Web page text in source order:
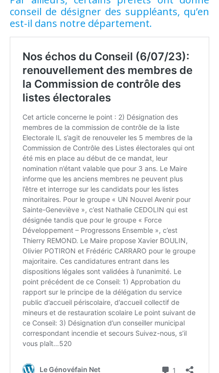
conseil de désigner des suppléants, qu’en
est-il dans notre département.